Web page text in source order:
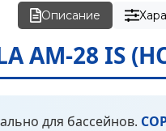
Описание
AM-28 IS
для бассейнов.